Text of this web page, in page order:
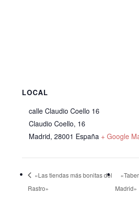
LOCAL
calle Claudio Coello 16
Claudio Coello, 16
Madrid, 28001 España + Google
«Las tiendas más bonitas del
Rastro»
Madrid»